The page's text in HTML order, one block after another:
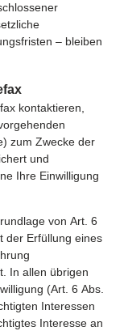
– bleiben
kontaktieren,
zum Zwecke der
und
Ihre Einwilligung
von Art. 6
der Erfüllung eines
In allen übrigen
(Art. 6 Abs.
Interessen
Interesse an